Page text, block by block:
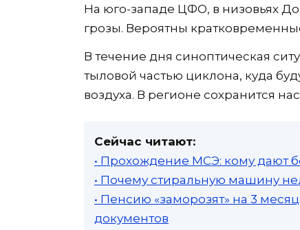
На юго-западе ЦФО, в низовьях
грозы. Вероятны
В течение дня синоптическая
тыловой частью циклона, куда
воздуха. В регионе сохранится
Сейчас читают:
• Прохождение МСЭ: кому дают
• Почему стиральную машину
• Пенсию «заморозят» на 3
документов